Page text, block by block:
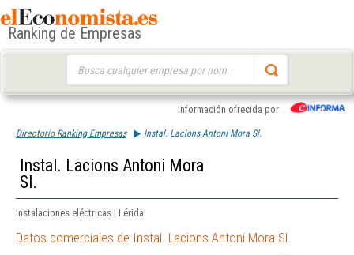
Ranking de Empresas
Información ofrecida por
Directorio Ranking Empresas Instal. Lacions Antoni Mora Sl.
Instal. Lacions Antoni Mora
Sl.
Instalaciones eléctricas | Lérida
Datos comerciales de Instal. Lacions Antoni Mora Sl.